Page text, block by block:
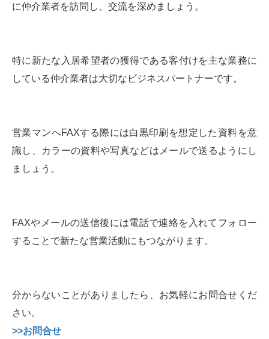
に仲介業者を訪問し、交流を深めましょう。
特に新たな入居希望者の獲得である客付けを主な業務に
している仲介業者は大切なビジネスパートナーです。
営業マンへFAXする際には白黒印刷を想定した資料を意
識し、カラーの資料や写真などはメールで送るようにし
ましょう。
FAXやメールの送信後には電話で連絡を入れてフォロー
することで新たな営業活動にもつながります。
分からないことがありましたら、お気軽にお問合せくだ
さい。
>>お問合せ